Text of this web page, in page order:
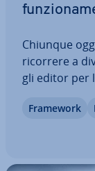
Chiunque
ricorrere a
gli editor per
ni sono
Framework